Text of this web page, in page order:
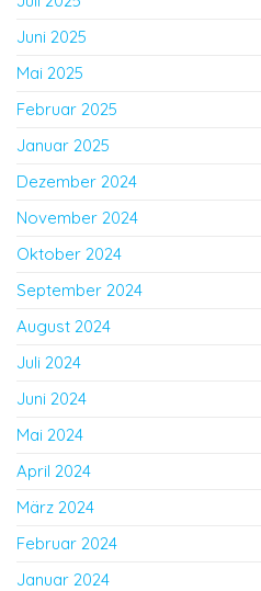
Juni 2025
Mai 2025
Februar 2025
Januar 2025
Dezember 2024
November 2024
Oktober 2024
September 2024
August 2024
Juli 2024
Juni 2024
Mai 2024
April 2024
März 2024
Februar 2024
Januar 2024